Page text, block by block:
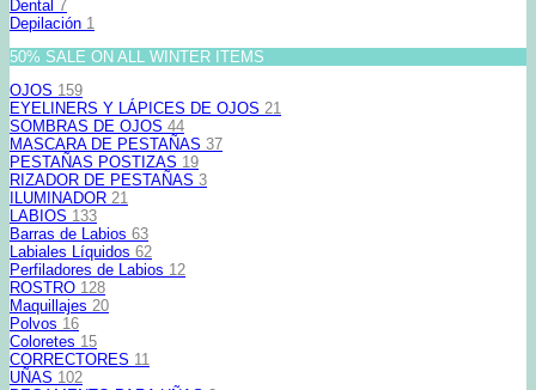
Dental 7
Depilación 1
50% SALE ON ALL WINTER ITEMS
OJOS 159
EYELINERS Y LÁPICES DE OJOS 21
SOMBRAS DE OJOS 44
MASCARA DE PESTAÑAS 37
PESTAÑAS POSTIZAS 19
RIZADOR DE PESTAÑAS 3
ILUMINADOR 21
LABIOS 133
Barras de Labios 63
Labiales Líquidos 62
Perfiladores de Labios 12
ROSTRO 128
Maquillajes 20
Polvos 16
Coloretes 15
CORRECTORES 11
UÑAS 102